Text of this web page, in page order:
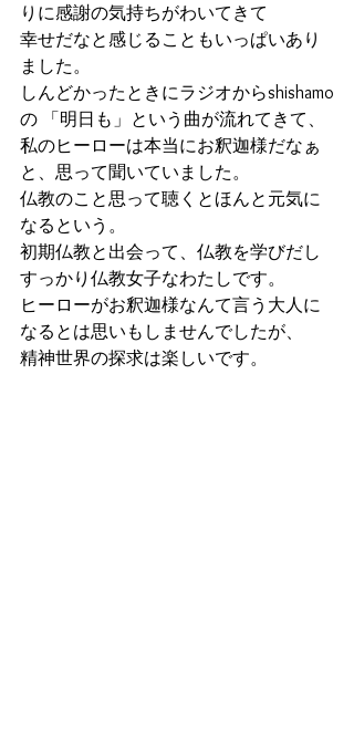
りに感謝の気持ちがわいてきて
幸せだなと感じることもいっぱいあり
ました。
しんどかったときにラジオからshishamo
の 「明日も」という曲が流れてきて、
私のヒーローは本当にお釈迦様だなぁ
と、思って聞いていました。
仏教のこと思って聴くとほんと元気に
なるという。
初期仏教と出会って、仏教を学びだし
すっかり仏教女子なわたしです。
ヒーローがお釈迦様なんて言う大人に
なるとは思いもしませんでしたが、
精神世界の探求は楽しいです。